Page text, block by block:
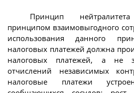
Принцип
принципом взаимовыгодного
использования данного
налоговых платежей должна
налоговых платежей, а не
отчислений независимых
налоговые платежи